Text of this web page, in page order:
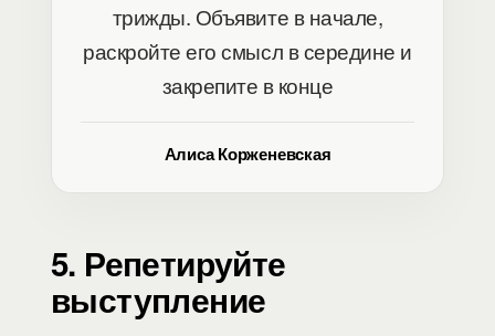
трижды. Объявите в начале,
раскройте его смысл в середине и
закрепите в конце
Алиса Корженевская
5. Репетируйте
выступление